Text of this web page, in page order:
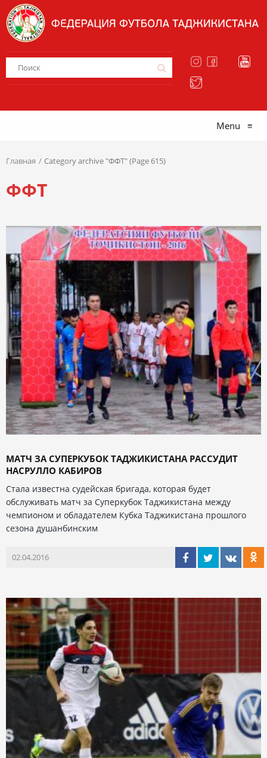
Menu ≡
Главная Category archive "ФФТ" (Page 615)
ФФТ
МАТЧ ЗА СУПЕРКУБОК ТАДЖИКИСТАНА РАССУДИТ
НАСРУЛЛО КАБИРОВ
Стала известна судейская бригада, которая будет
обслуживать матч за Суперкубок Таджикистана между
чемпионом и обладателем Кубка Таджикистана прошлого
сезона душанбинским
02.04.2016